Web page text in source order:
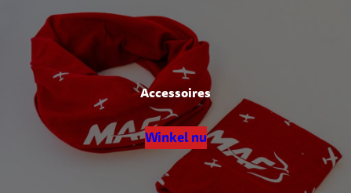
Accessoires
Winkel nu